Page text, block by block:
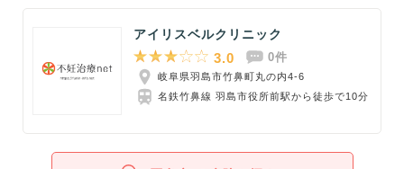
アイリスベルクリニック
3.0 0件
岐阜県羽島市竹鼻町丸の内4-6
名鉄竹鼻線 羽島市役所前駅から徒歩で10分